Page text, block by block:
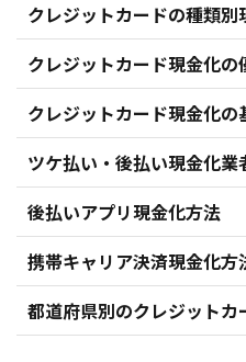
クレジットカードの種類別
クレジットカード現金化の
クレジットカード現金化の
ツケ払い・後払い現金化業
後払いアプリ現金化方法
携帯キャリア決済現金化方
都道府県別のクレジットカ